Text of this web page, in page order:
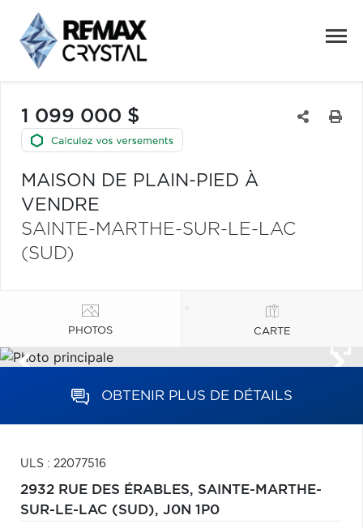
1 099 000 $
MAISON DE PLAIN-PIED À
VENDRE
SAINTE-MARTHE-SUR-LE-LAC
(SUD)
PHOTOS CARTE
OBTENIR PLUS DE DÉTAILS
ULS : 22077516
2932 RUE DES ÉRABLES, SAINTE-MARTHE-
SUR-LE-LAC (SUD), J0N 1P0